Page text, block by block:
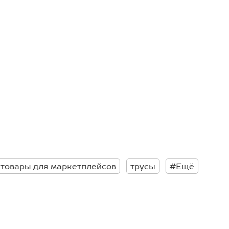
товары для маркетплейсов трусы #Ещё